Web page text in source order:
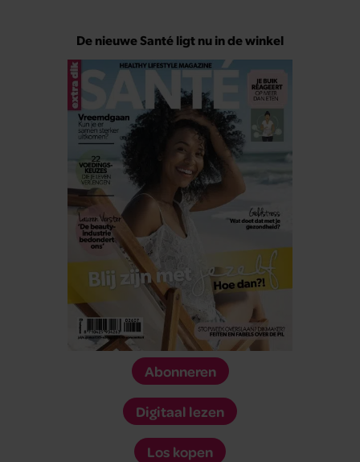
De nieuwe Santé ligt nu in de winkel
Abonneren
Digitaal lezen
Los kopen